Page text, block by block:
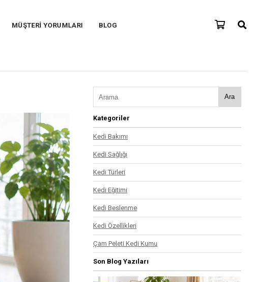
MÜŞTERİ YORUMLARI BLOG
Ara
Kategoriler
Kedi Bakımı
Kedi Sağlığı
Kedi Türleri
Kedi Eğitimi
Kedi Beslenme
Kedi Özellikleri
Çam Peleti Kedi Kumu
Son Blog Yazıları